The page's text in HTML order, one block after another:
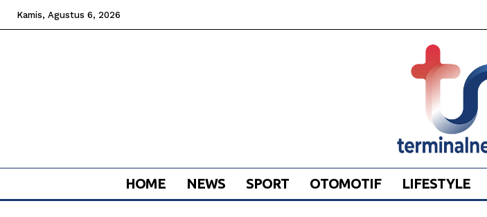
Kamis, Agustus 6, 2026
HOME NEWS SPORT OTOMOTIF LIFESTYLE